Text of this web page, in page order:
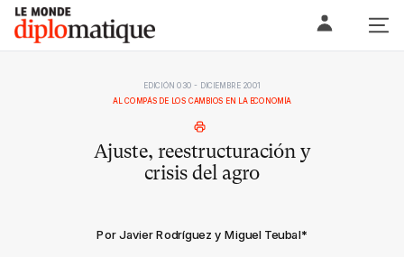
Skip
content
Le monde diplomatique
EDICIÓN 030 - DICIEMBRE 2001
AL COMPÁS DE LOS CAMBIOS EN LA ECONOMÍA
Ajuste, reestructuración y
crisis del agro
Por Javier Rodríguez y Miguel Teubal*